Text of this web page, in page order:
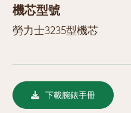
機芯型號
勞力士3235型機芯
下載腕錶手冊